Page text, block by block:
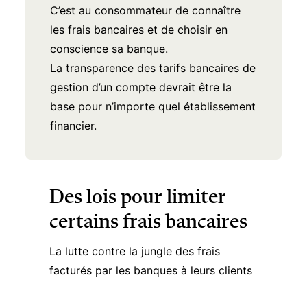
C’est au consommateur de connaître
les frais bancaires et de choisir en
conscience sa banque.
La transparence des tarifs bancaires de
gestion d’un compte devrait être la
base pour n’importe quel établissement
financier.
Des lois pour limiter
certains frais bancaires
La lutte contre la jungle des frais
facturés par les banques à leurs clients